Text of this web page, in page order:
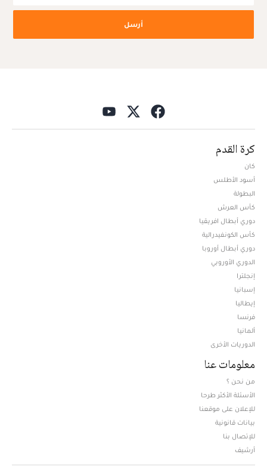
أرسل
كرة القدم
كان
أسود الأطلس
البطولة
كأس العرش
دوري أبطال افريقيا
كأس الكونفيدرالية
دوري أبطال أوروبا
الدوري الأوروبي
إنجلترا
إسبانيا
إيطاليا
فرنسا
ألمانيا
الدوريات الأخرى
معلومات عنا
من نحن ؟
الأسئلة الأكثر طرحا
للإعلان على موقعنا
بيانات قانونية
للإتصال بنا
أرشيف